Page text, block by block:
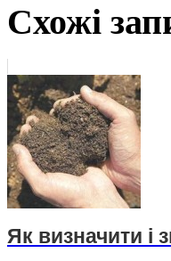
Схожі
Як визначити і